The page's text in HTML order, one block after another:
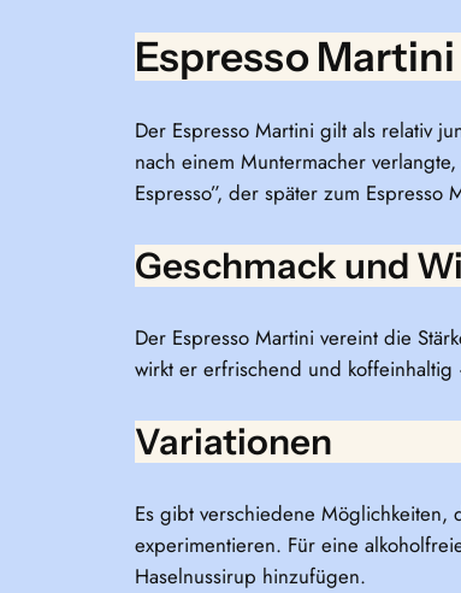
Espresso Martini
Der Espresso Martini gilt als relativ
nach einem Muntermacher
Espresso”, der später zum Espresso
Geschmack und
Der Espresso Martini vereint die
wirkt er erfrischend und
Variationen
Es gibt verschiedene Möglichkeiten,
experimentieren. Für eine
Haselnussirup hinzufügen.